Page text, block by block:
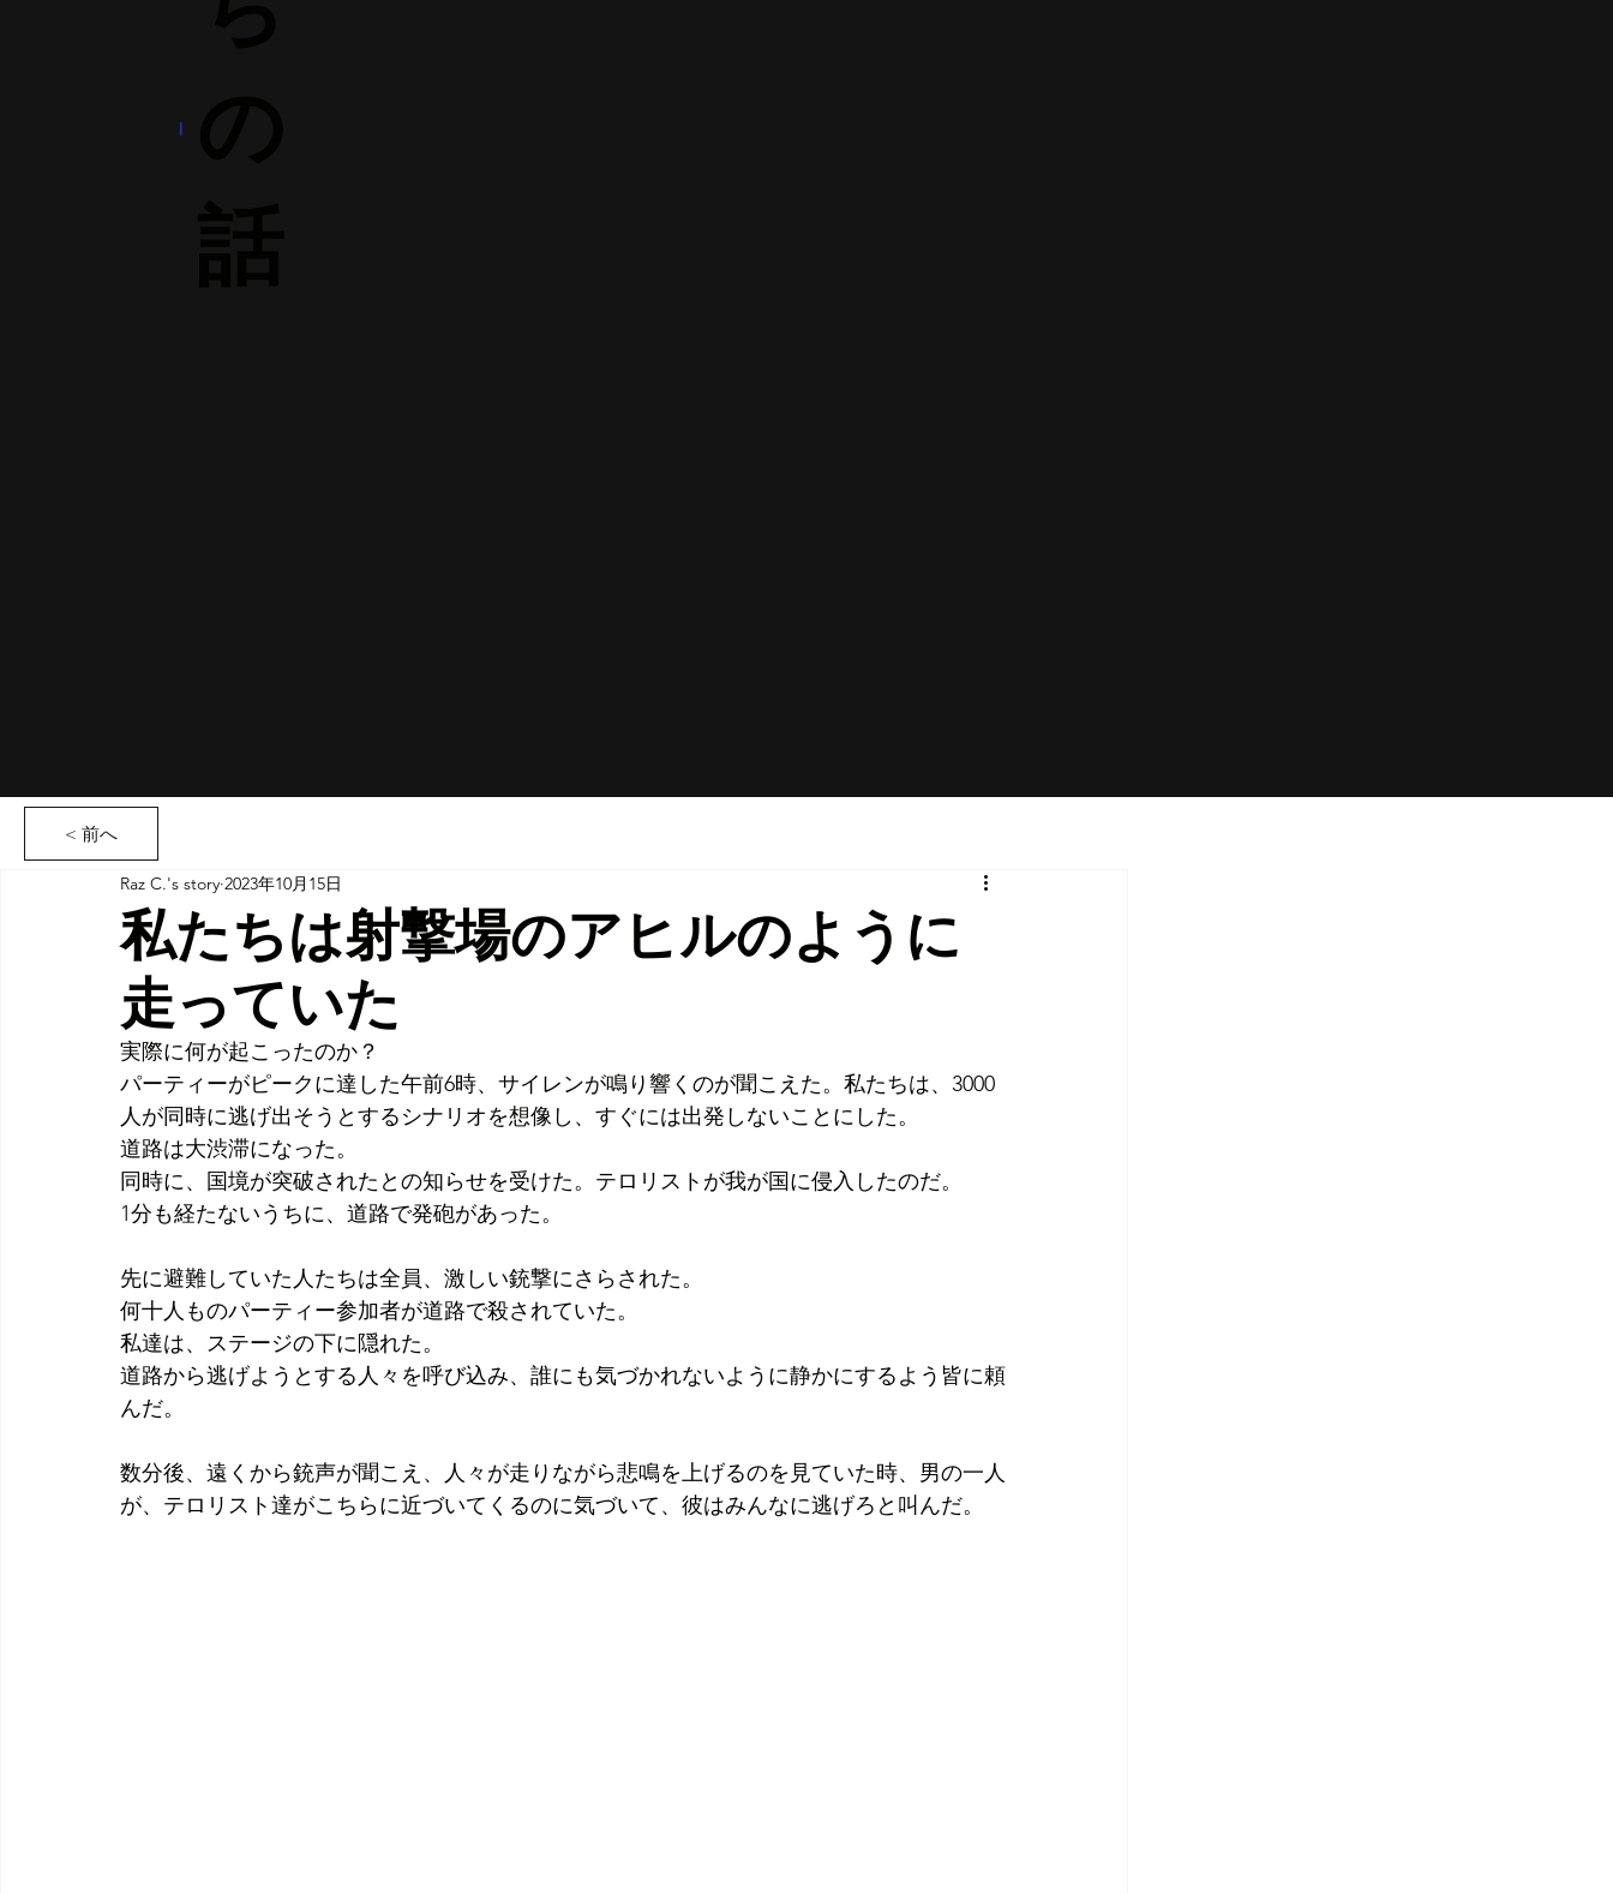
私たちは射撃場のアヒルのように
走っていた
Raz C.'s story 2023年10月15日
実際に何が起こったのか？
パーティーがピークに達した午前6時、サイレンが鳴り響くのが聞こえた。私たちは、3000
人が同時に逃げ出そうとするシナリオを想像し、すぐには出発しないことにした。
道路は大渋滞になった。
同時に、国境が突破されたとの知らせを受けた。テロリストが我が国に侵入したのだ。
1分も経たないうちに、道路で発砲があった。
先に避難していた人たちは全員、激しい銃撃にさらされた。
何十人ものパーティー参加者が道路で殺されていた。
私達は、ステージの下に隠れた。
道路から逃げようとする人々を呼び込み、誰にも気づかれないように静かにするよう皆に頼
んだ。
数分後、遠くから銃声が聞こえ、人々が走りながら悲鳴を上げるのを見ていた時、男の一人
が、テロリスト達がこちらに近づいてくるのに気づいて、彼はみんなに逃げろと叫んだ。
< 前へ